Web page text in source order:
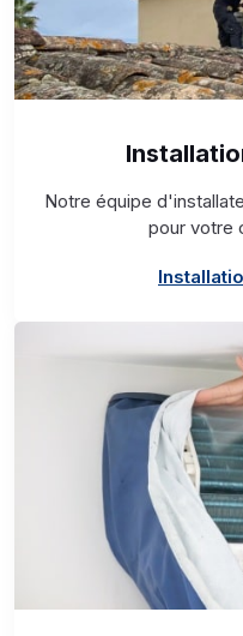
Notre équipe
pour votre